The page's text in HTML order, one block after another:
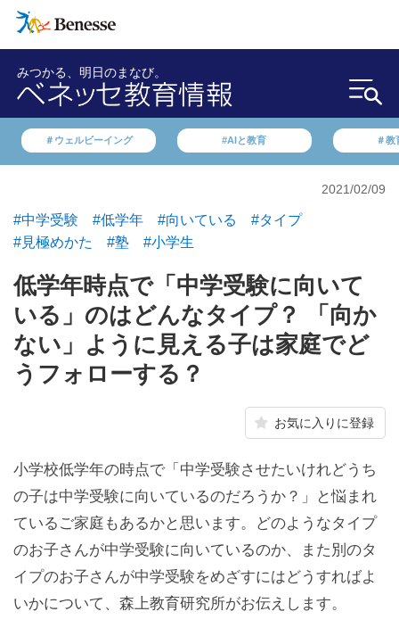
みつかる、明日のまなび。
＃ウェルビーイング #AIと教育 ＃教
2021/02/09
#中学受験 #低学年 #向いている
#タイプ
#見極めかた
#塾 #小学生
低学年時点で「中学受験に向いて
いる」のはどんなタイプ？ 「向か
ない」ように見える子は家庭でど
うフォローする？
お気に入りに登録
小学校低学年の時点で「中学受験させたいけれどうち
の子は中学受験に向いているのだろうか？」と悩まれ
ているご家庭もあるかと思います。どのようなタイプ
のお子さんが中学受験に向いているのか、また別のタ
イプのお子さんが中学受験をめざすにはどうすればよ
いかについて、森上教育研究所がお伝えします。